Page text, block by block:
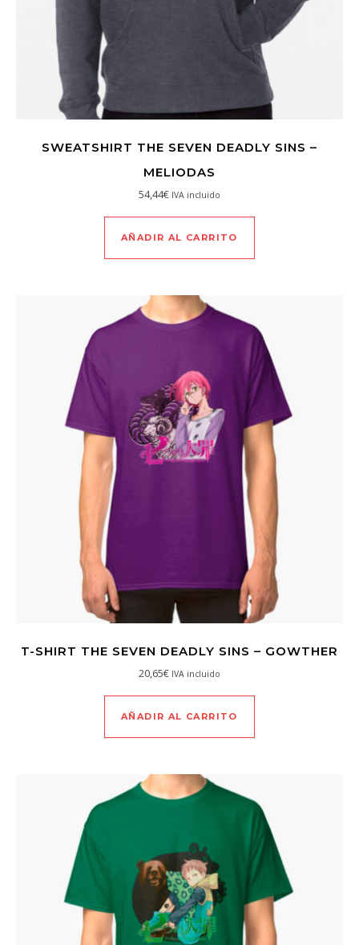
SWEATSHIRT THE SEVEN DEADLY SINS –
MELIODAS
54,44€ IVA incluido
AÑADIR AL CARRITO
T-SHIRT THE SEVEN DEADLY SINS – GOWTHER
20,65€ IVA incluido
AÑADIR AL CARRITO